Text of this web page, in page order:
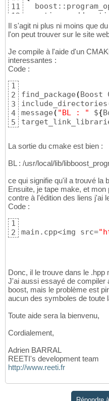
11
12
13
14
16
17
18
19
20
21
22
23
24
cout <<
}
return
0
}
Il s'agit ni plus ni moins que
l'on peut trouver sur le site
Je compile à l'aide d'un
interessantes :
Code :
1
2
3
4
5
find_package ( Boost
include_directories
message ( "BL : " ${
La sortie du cmake est bien :
BL : /usr/local/lib/
ce qui signifie qu'il a trouvé la
Ensuite, je tape make, et
contre à l'édition des liens j'ai
Code :
1
2
main.cpp<img src=
Donc, il le trouve dans le .hpp
J'ai aussi essayé de compiler
boost, mais le problème est
aucun des symboles de toute
Toute aide sera la bienvenu,
Cordialement,
Adrien BARRAL
REETI's development team
http://www.reeti.fr